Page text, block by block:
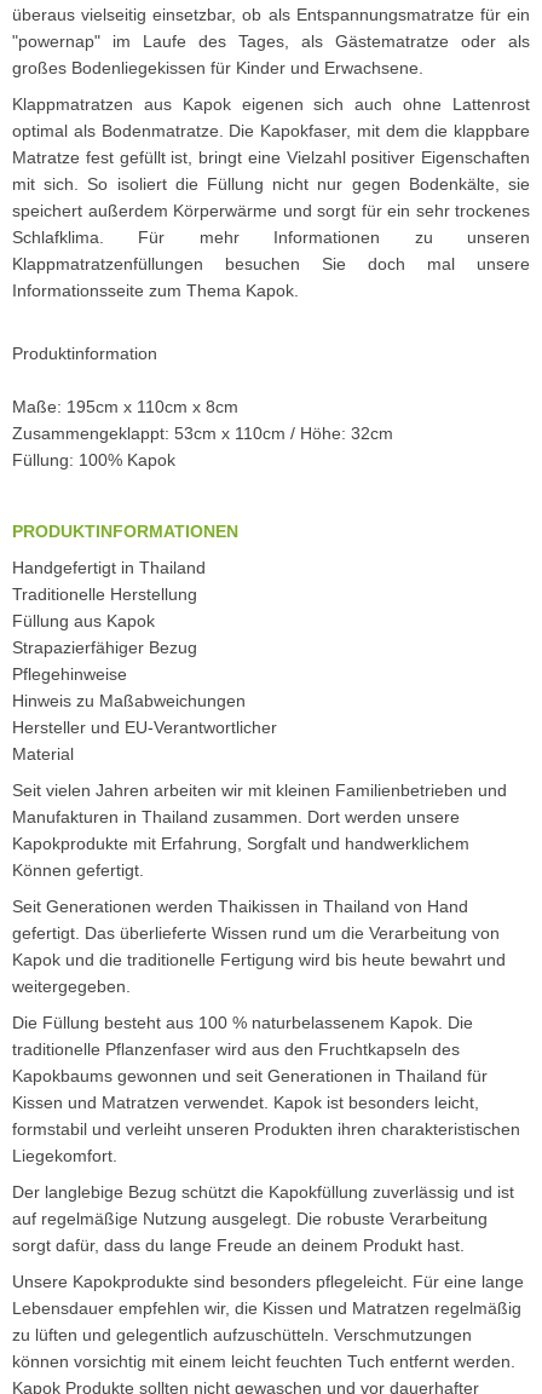
überaus vielseitig einsetzbar, ob als Entspannungsmatratze für ein
"powernap" im Laufe des Tages, als Gästematratze oder als
großes Bodenliegekissen für Kinder und Erwachsene.
Klappmatratzen aus Kapok eigenen sich auch ohne Lattenrost
optimal als Bodenmatratze. Die Kapokfaser, mit dem die klappbare
Matratze fest gefüllt ist, bringt eine Vielzahl positiver Eigenschaften
mit sich. So isoliert die Füllung nicht nur gegen Bodenkälte, sie
speichert außerdem Körperwärme und sorgt für ein sehr trockenes
Schlafklima. Für mehr Informationen zu unseren
Klappmatratzenfüllungen besuchen Sie doch mal unsere
Informationsseite zum Thema Kapok.
Produktinformation
Maße: 195cm x 110cm x 8cm
Zusammengeklappt: 53cm x 110cm / Höhe: 32cm
Füllung: 100% Kapok
PRODUKTINFORMATIONEN
Handgefertigt in Thailand
Traditionelle Herstellung
Füllung aus Kapok
Strapazierfähiger Bezug
Pflegehinweise
Hinweis zu Maßabweichungen
Hersteller und EU-Verantwortlicher
Material
Seit vielen Jahren arbeiten wir mit kleinen Familienbetrieben und
Manufakturen in Thailand zusammen. Dort werden unsere
Kapokprodukte mit Erfahrung, Sorgfalt und handwerklichem
Können gefertigt.
Seit Generationen werden Thaikissen in Thailand von Hand
gefertigt. Das überlieferte Wissen rund um die Verarbeitung von
Kapok und die traditionelle Fertigung wird bis heute bewahrt und
weitergegeben.
Die Füllung besteht aus 100 % naturbelassenem Kapok. Die
traditionelle Pflanzenfaser wird aus den Fruchtkapseln des
Kapokbaums gewonnen und seit Generationen in Thailand für
Kissen und Matratzen verwendet. Kapok ist besonders leicht,
formstabil und verleiht unseren Produkten ihren charakteristischen
Liegekomfort.
Der langlebige Bezug schützt die Kapokfüllung zuverlässig und ist
auf regelmäßige Nutzung ausgelegt. Die robuste Verarbeitung
sorgt dafür, dass du lange Freude an deinem Produkt hast.
Unsere Kapokprodukte sind besonders pflegeleicht. Für eine lange
Lebensdauer empfehlen wir, die Kissen und Matratzen regelmäßig
zu lüften und gelegentlich aufzuschütteln. Verschmutzungen
können vorsichtig mit einem leicht feuchten Tuch entfernt werden.
Kapok Produkte sollten nicht gewaschen und vor dauerhafter